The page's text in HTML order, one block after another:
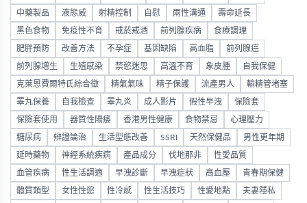
中藥製品 液態威 射精控制 自慰 兩性溝通 壽命延長
黑色食物 免疫性不育 戒菸戒酒 前列腺疾病 食療調理
肥胖預防 改善方法 不孕症 基因缺陷 高血脂 前列腺癌
前列腺增生 生殖感染 禁慾迷思 高溫不育 象皮腫 自我保健
克萊恩費爾特氏綜合徵 精氣氣味 精子保護 流產男人 輸精管堵塞
睪丸保養 自我檢查 睪丸炎 成人影片 假性早洩 保險套
保險套使用 器質性陽痿 香港男性健康 食物禁忌 心理壓力
糖尿病 辨證論治 生活型態改善 SSRI 天然保健品 男性更年期
延時藥物 神經系統疾病 產品成分 伐地那非 性愛品質
血管疾病 性生活調適 早洩診斷 早洩症狀 高血壓 青春期保健
體質類型 女性性慾 性冷感 性生活技巧 性愛地點 夫妻隱私